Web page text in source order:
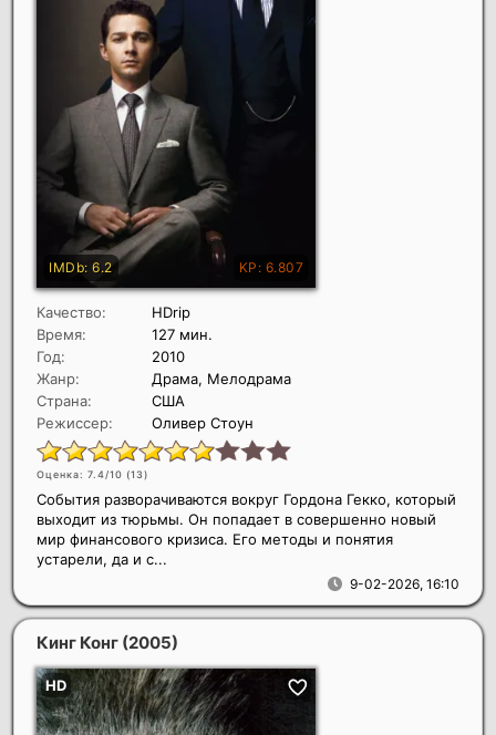
Качество:
HDrip
Время:
127 мин.
Год:
2010
Жанр:
Драма, Мелодрама
Страна:
США
Режиссер:
Оливер Стоун
Оценка: 7.4/10 (13)
9-02-2026, 16:10
События разворачиваются вокруг Гордона Гекко, который
выходит из тюрьмы. Он попадает в совершенно новый
мир финансового кризиса. Его методы и понятия
устарели, да и с...
Кинг Конг (2005)